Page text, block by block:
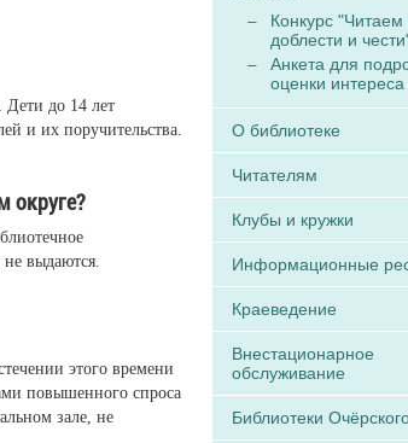
Дети до 14 лет
и их поручительства.
округе?
выдаются.
этого времени
повышенного спроса
зале, не
Конкурс "Читаем
доблести и
Анкета для
оценки интереса
О библиотеке
Читателям
Клубы и кружки
Информационные
Краеведение
Внестационарное
обслуживание
Библиотеки